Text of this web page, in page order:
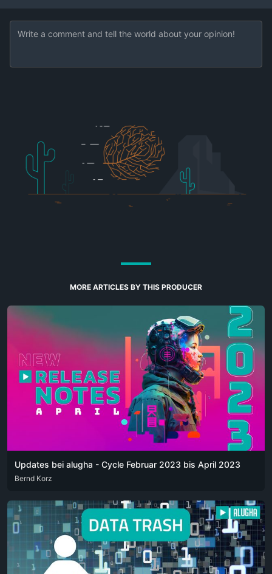
MORE ARTICLES BY THIS PRODUCER
Updates bei alugha - Cycle Februar 2023 bis April 2023
DEU ENG
Bernd Korz